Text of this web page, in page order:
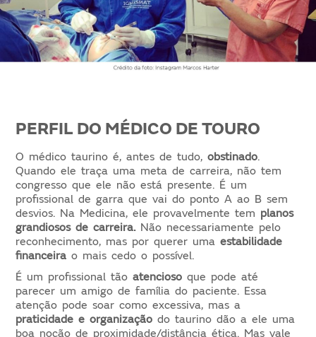
PERFIL DO MÉDICO DE TOURO
O médico taurino é, antes de tudo, obstinado.
Quando ele traça uma meta de carreira, não tem
congresso que ele não está presente. É um
profissional de garra que vai do ponto A ao B sem
desvios. Na Medicina, ele provavelmente tem planos
grandiosos de carreira.Não necessariamente pelo
reconhecimento, mas por querer uma estabilidade
financeira o mais cedo o possível.
É um profissional tão atencioso que pode até
parecer um amigo de família do paciente. Essa
atenção pode soar como excessiva, mas a
praticidade e organização do taurino dão a ele uma
boa noção de proximidade/distância ética. Mas vale